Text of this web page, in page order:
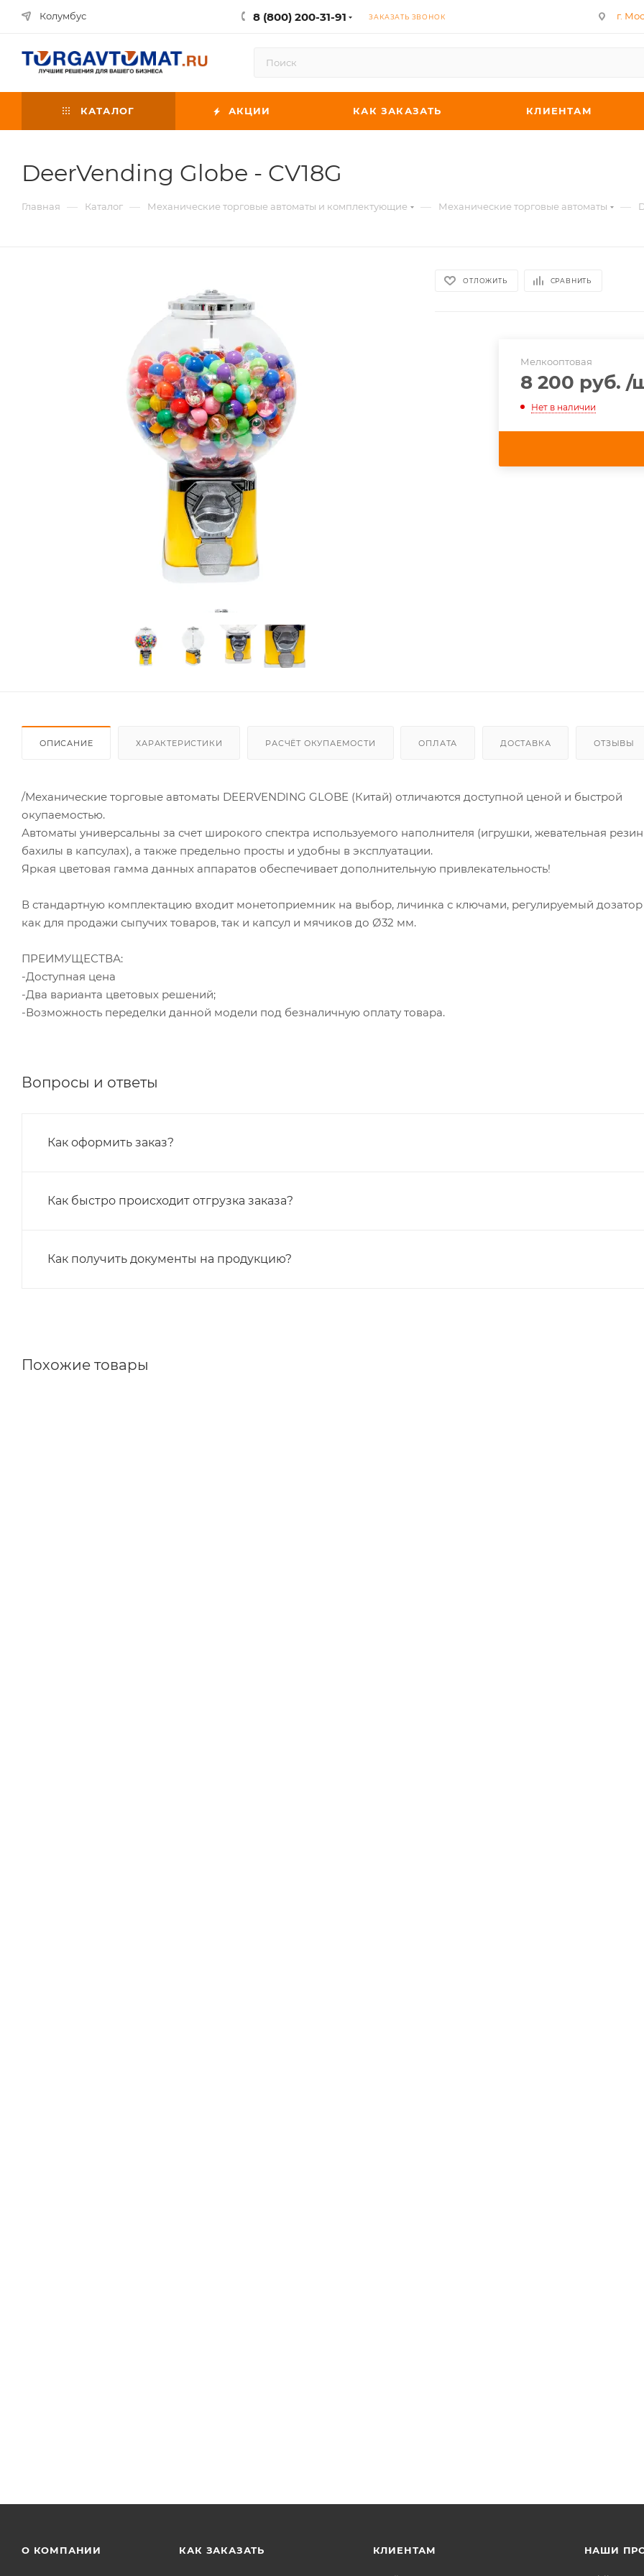
Колумбус 8 (800) 200-31-91 ЗАКАЗАТЬ ЗВОНОК г.
КАТАЛОГ АКЦИИ КАК ЗАКАЗАТЬ КЛИЕНТАМ
DeerVending Globe - CV18G
Главная — Каталог — Механические торговые автоматы и комплектующие — Механические торговые автоматы —
ОТЛОЖИТЬ СРАВНИТЬ
Мелкооптовая
8 200 руб. /
Нет в наличии
ОПИСАНИЕ ХАРАКТЕРИСТИКИ РАСЧЁТ ОКУПАЕМОСТИ ОПЛАТА ДОСТАВКА ОТЗЫВЫ
/Механические торговые автоматы DEERVENDING GLOBE (Китай) отличаются доступной ценой и быстрой
окупаемостью.
Автоматы универсальны за счет широкого спектра используемого наполнителя (игрушки, жевательная
бахилы в капсулах), а также предельно просты и удобны в эксплуатации.
Яркая цветовая гамма данных аппаратов обеспечивает дополнительную привлекательность!
В стандартную комплектацию входит монетоприемник на выбор, личинка с ключами, регулируемый
как для продажи сыпучих товаров, так и капсул и мячиков до Ø32 мм.
ПРЕИМУЩЕСТВА:
-Доступная цена
-Два варианта цветовых решений;
-Возможность переделки данной модели под безналичную оплату товара.
Вопросы и ответы
Как оформить заказ?
Как быстро происходит отгрузка заказа?
Как получить документы на продукцию?
Похожие товары
О КОМПАНИИ КАК ЗАКАЗАТЬ КЛИЕНТАМ НАШИ